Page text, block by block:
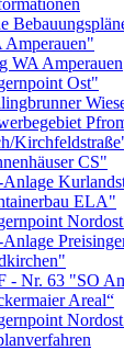
WA Amperauen
Ost"
CS"
ELA"
- Nr. 63 "SO
Areal“